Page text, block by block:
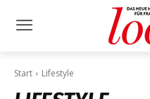
Start Lifestyle